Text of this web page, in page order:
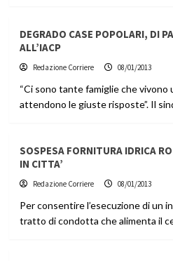
DEGRADO CASE POPOLARI, DI
ALL’IACP
Redazione Corriere 08/01/2013
“Ci sono tante famiglie che
attendono le giuste risposte”. Il
SOSPESA FORNITURA IDRICA
IN CITTA’
Redazione Corriere 08/01/2013
Per consentire l’esecuzione di un
tratto di condotta che alimenta il